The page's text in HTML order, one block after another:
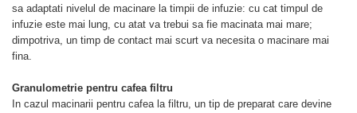
sa adaptati nivelul de macinare la timpii de infuzie: cu cat timpul de
infuzie este mai lung, cu atat va trebui sa fie macinata mai mare;
dimpotriva, un timp de contact mai scurt va necesita o macinare mai
fina.
Granulometrie pentru cafea filtru
In cazul macinarii pentru cafea la filtru, un tip de preparat care devine